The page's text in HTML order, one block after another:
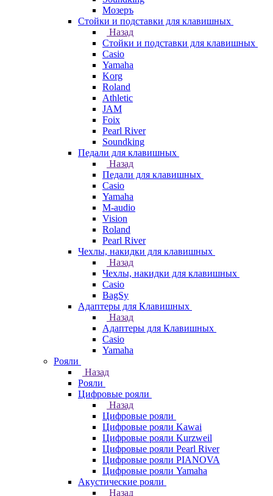
Мозеръ
Стойки и подставки для клавишных
Назад
Стойки и подставки для клавишных
Casio
Yamaha
Korg
Roland
Athletic
JAM
Foix
Pearl River
Soundking
Педали для клавишных
Назад
Педали для клавишных
Casio
Yamaha
M-audio
Vision
Roland
Pearl River
Чехлы, накидки для клавишных
Назад
Чехлы, накидки для клавишных
Casio
BagSy
Адаптеры для Клавишных
Назад
Адаптеры для Клавишных
Casio
Yamaha
Рояли
Назад
Рояли
Цифровые рояли
Назад
Цифровые рояли
Цифровые рояли Kawai
Цифровые рояли Kurzweil
Цифровые рояли Pearl River
Цифровые рояли PIANOVA
Цифровые рояли Yamaha
Акустические рояли
Назад